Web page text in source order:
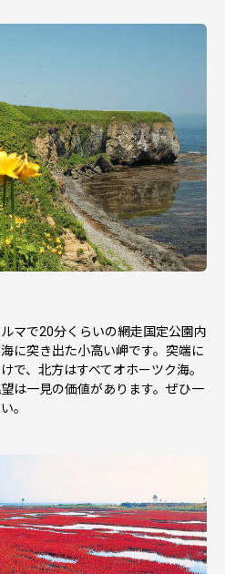
マで20分くらいの網走国定公園内
に突き出た小高い岬です。突端に
で、北方はすべてオホーツク海。
は一見の価値があります。ぜひ一
。